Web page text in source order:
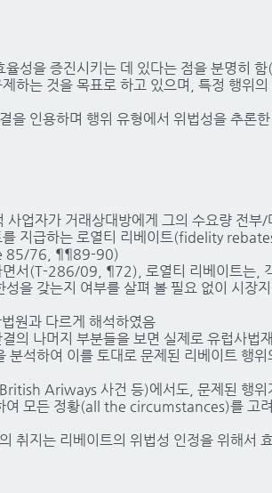
성을 증진시키는 데 있다는 점을 분명히
하는 것을 목표로 하고 있으며, 특정 행위
을 인용하며 행위 유형에서 위법성을 추론
업자가 거래상대방에게 그의 수요량 전부/
지급하는 로열티 리베이트(fidelity
85/76, ¶¶89-90)
면서(T-286/09, ¶72), 로열티 리베이트는,
을 갖는지 여부를 살펴 볼 필요 없이 시장
원과 다르게 해석하였음
의 나머지 부분들을 보면 실제로 유럽사법
분석하여 이를 토대로 문제된 리베이트 행
Ariways 사건 등)에서도, 문제된 행위
여 모든 정황(all the circumstances)를 고
취지는 리베이트의 위법성 인정을 위해서